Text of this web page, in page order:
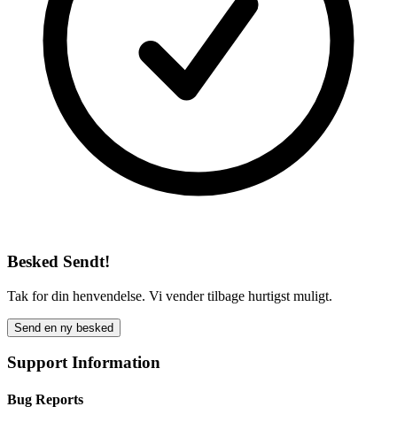
Besked Sendt!
Tak for din henvendelse. Vi vender tilbage hurtigst muligt.
Send en ny besked
Support Information
Bug Reports